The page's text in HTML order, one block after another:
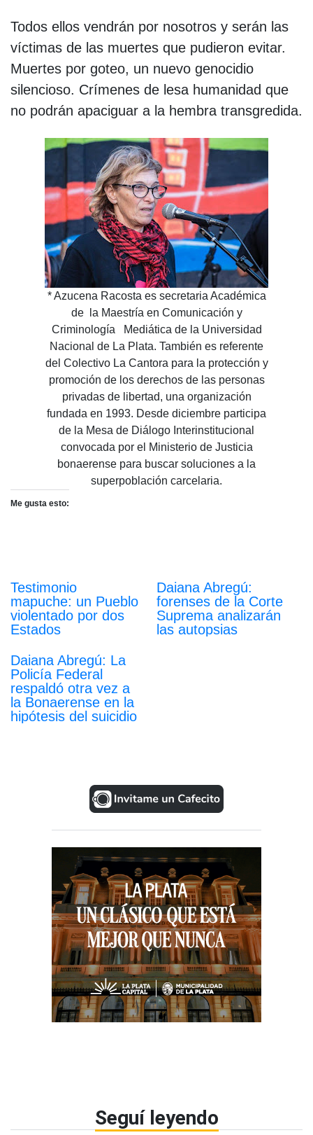
Todos ellos vendrán por nosotros y serán las
víctimas de las muertes que pudieron evitar.
Muertes por goteo, un nuevo genocidio
silencioso. Crímenes de lesa humanidad que
no podrán apaciguar a la hembra transgredida.
* Azucena Racosta es secretaria Académica
de la Maestría en Comunicación y
Criminología Mediática de la Universidad
Nacional de La Plata. También es referente
del Colectivo La Cantora para la protección y
promoción de los derechos de las personas
privadas de libertad, una organización
fundada en 1993. Desde diciembre participa
de la Mesa de Diálogo Interinstitucional
convocada por el Ministerio de Justicia
bonaerense para buscar soluciones a la
superpoblación carcelaria.
Me gusta esto:
Testimonio
mapuche: un Pueblo
violentado por dos
Estados
Daiana Abregú:
forenses de la Corte
Suprema analizarán
las autopsias
Daiana Abregú: La
Policía Federal
respaldó otra vez a
la Bonaerense en la
hipótesis del suicidio
Seguí leyendo